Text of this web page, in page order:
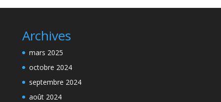
Archives
mars 2025
octobre 2024
septembre 2024
août 2024